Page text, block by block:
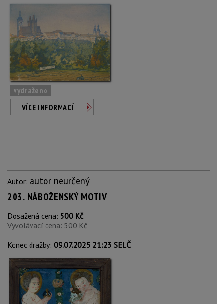
vydraženo
VÍCE INFORMACÍ
Autor: autor neurčený
203. NÁBOŽENSKÝ MOTIV
Dosažená cena: 500 Kč
Vyvolávací cena: 500 Kč
Konec dražby: 09.07.2025 21:23 SELČ